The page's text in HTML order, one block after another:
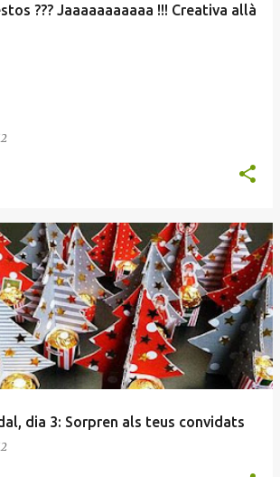
??? Jaaaaaaaaaaa !!! Creativa allà
dia 3: Sorpren als teus convidats